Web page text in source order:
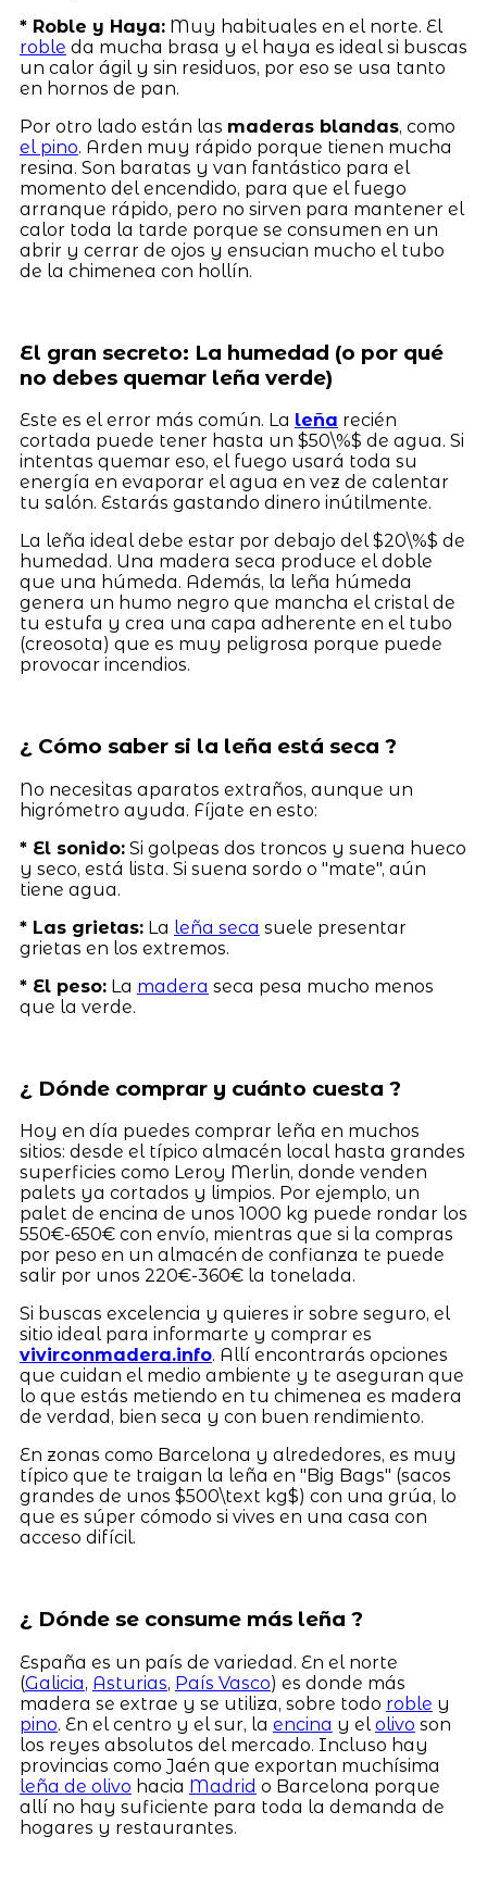
* Roble y Haya:Muy habituales en el norte. El
roble da mucha brasa y el haya es ideal si buscas
un calor ágil y sin residuos, por eso se usa tanto
en hornos de pan.
Por otro lado están las maderas blandas, como
el pino. Arden muy rápido porque tienen mucha
resina. Son baratas y van fantástico para el
momento del encendido, para que el fuego
arranque rápido, pero no sirven para mantener el
calor toda la tarde porque se consumen en un
abrir y cerrar de ojos y ensucian mucho el tubo
de la chimenea con hollín.
El gran secreto: La humedad (o por qué
no debes quemar leña verde)
Este es el error más común. La leña recién
cortada puede tener hasta un $50\%$ de agua. Si
intentas quemar eso, el fuego usará toda su
energía en evaporar el agua en vez de calentar
tu salón. Estarás gastando dinero inútilmente.
La leña ideal debe estar por debajo del $20\%$ de
humedad. Una madera seca produce el doble
que una húmeda. Además, la leña húmeda
genera un humo negro que mancha el cristal de
tu estufa y crea una capa adherente en el tubo
(creosota) que es muy peligrosa porque puede
provocar incendios.
¿ Cómo saber si la leña está seca ?
No necesitas aparatos extraños, aunque un
higrómetro ayuda. Fíjate en esto:
* El sonido:Si golpeas dos troncos y suena hueco
y seco, está lista. Si suena sordo o "mate", aún
tiene agua.
* Las grietas:La leña seca suele presentar
grietas en los extremos.
* El peso:La madera seca pesa mucho menos
que la verde.
¿ Dónde comprar y cuánto cuesta ?
Hoy en día puedes comprar leña en muchos
sitios: desde el típico almacén local hasta grandes
superficies como Leroy Merlin, donde venden
palets ya cortados y limpios. Por ejemplo, un
palet de encina de unos 1000 kg puede rondar los
550€-650€ con envío, mientras que si la compras
por peso en un almacén de confianza te puede
salir por unos 220€-360€ la tonelada.
Si buscas excelencia y quieres ir sobre seguro, el
sitio ideal para informarte y comprar es
vivirconmadera.info. Allí encontrarás opciones
que cuidan el medio ambiente y te aseguran que
lo que estás metiendo en tu chimenea es madera
de verdad, bien seca y con buen rendimiento.
En zonas como Barcelona y alrededores, es muy
típico que te traigan la leña en "Big Bags" (sacos
grandes de unos $500\text kg$) con una grúa, lo
que es súper cómodo si vives en una casa con
acceso difícil.
¿ Dónde se consume más leña ?
España es un país de variedad. En el norte
(Galicia, Asturias, País Vasco) es donde más
madera se extrae y se utiliza, sobre todo roble y
pino. En el centro y el sur, la encina y el olivo son
los reyes absolutos del mercado. Incluso hay
provincias como Jaén que exportan muchísima
leña de olivo hacia Madrid o Barcelona porque
allí no hay suficiente para toda la demanda de
hogares y restaurantes.